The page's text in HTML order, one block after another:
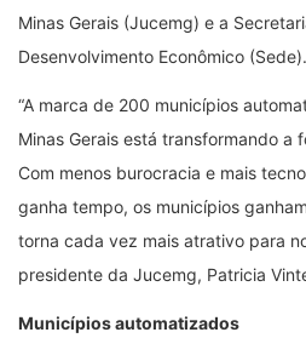
Minas Gerais (Jucemg) e a
Desenvolvimento Econômico (Sede).
“A marca de 200 municípios
Minas Gerais está transformando a
Com menos burocracia e mais
ganha tempo, os municípios
torna cada vez mais atrativo para
presidente da Jucemg, Patricia
Municípios automatizados